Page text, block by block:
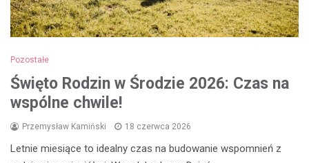
Pozostałe
Święto Rodzin w Środzie 2026: Czas na
wspólne chwile!
Przemysław Kamiński 18 czerwca 2026
Letnie miesiące to idealny czas na budowanie wspomnień z